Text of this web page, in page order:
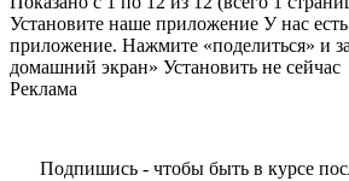
Установите наше приложение У нас
приложение. Нажмите «поделиться» и
домашний экран» Установить не сейчас
Реклама
Подпишись - чтобы быть в курсе